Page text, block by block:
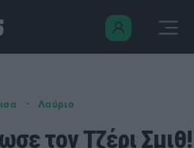
· Λαύριο
τον Τζέρι Σμιθ!